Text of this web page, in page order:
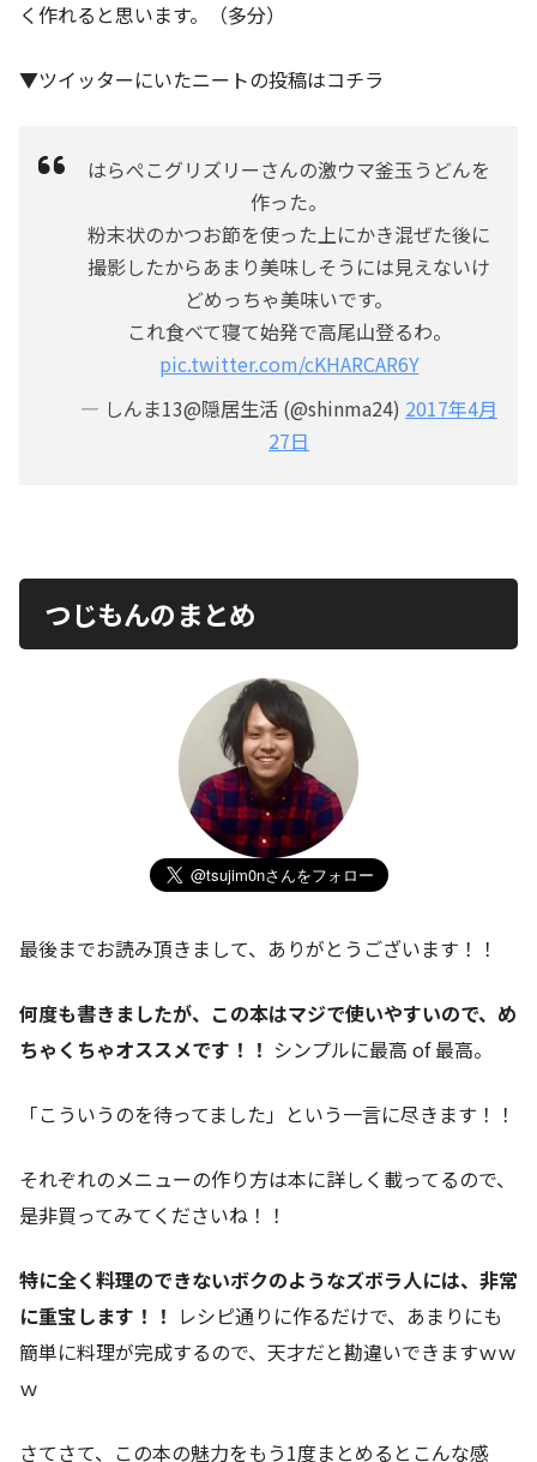
く作れると思います。（多分）
▼ツイッターにいたニートの投稿はコチラ
はらぺこグリズリーさんの激ウマ釜玉うどんを
作った。
粉末状のかつお節を使った上にかき混ぜた後に
撮影したからあまり美味しそうには見えないけ
どめっちゃ美味いです。
これ食べて寝て始発で高尾山登るわ。
pic.twitter.com/cKHARCAR6Y
— しんま13@隠居生活 (@shinma24) 2017年4月
27日
つじもんのまとめ
最後までお読み頂きまして、ありがとうございます！！
何度も書きましたが、この本はマジで使いやすいので、め
ちゃくちゃオススメです！！ シンプルに最高 of 最高。
「こういうのを待ってました」という一言に尽きます！！
それぞれのメニューの作り方は本に詳しく載ってるので、
是非買ってみてくださいね！！
特に全く料理のできないボクのようなズボラ人には、非常
に重宝します！！ レシピ通りに作るだけで、あまりにも
簡単に料理が完成するので、天才だと勘違いできますｗｗ
ｗ
さてさて、この本の魅力をもう1度まとめるとこんな感